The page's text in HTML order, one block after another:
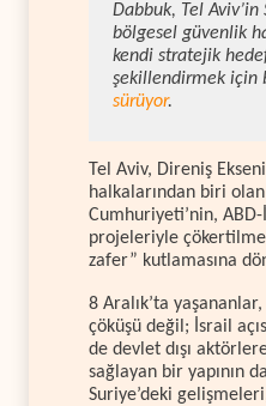
Dabbuk, Tel
bölgesel güvenlik
kendi stratejik
şekillendirmek için
sürüyor.
Tel Aviv, Direniş
halkalarından biri
Cumhuriyeti’nin,
projeleriyle
zafer” kutlamasına
8 Aralık’ta
çöküşü değil; İsrail
de devlet dışı
sağlayan bir yapının
Suriye’deki